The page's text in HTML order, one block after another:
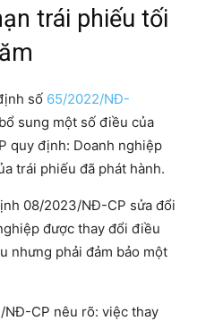
trái phiếu tối
số 65/2022/NĐ-
sung một số điều của
quy định: Doanh nghiệp
trái phiếu đã phát hành.
08/2023/NĐ-CP sửa đổi
được thay đổi điều
nhưng phải đảm bảo một
CP nêu rõ: việc thay